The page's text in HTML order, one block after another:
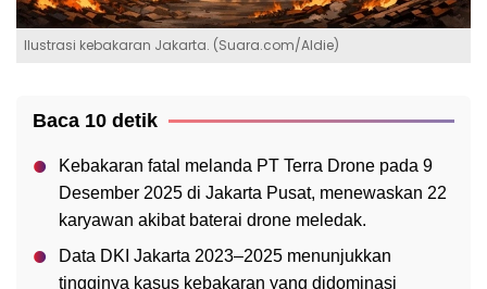
Ilustrasi kebakaran Jakarta. (Suara.com/Aldie)
Baca 10 detik
Kebakaran fatal melanda PT Terra Drone pada 9
Desember 2025 di Jakarta Pusat, menewaskan 22
karyawan akibat baterai drone meledak.
Data DKI Jakarta 2023–2025 menunjukkan
tingginya kasus kebakaran yang didominasi